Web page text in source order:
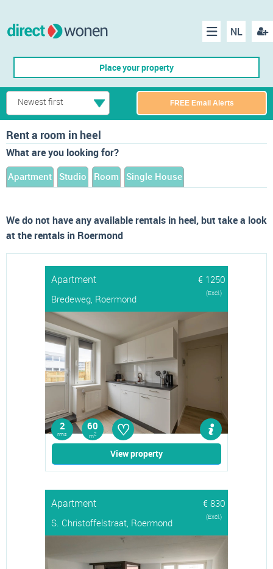
NL
Menu
Place your property
Newest first FREE Email Alerts
Rent a room in heel
What are you looking for?
Apartment Studio Room Single House
We do not have any available rentals in heel, but take a look
at the rentals in Roermond
Apartment
€ 1250
Bredeweg, Roermond
(Excl.)
2
rms
60
m2 ♡
View property
Apartment
€ 830
S. Christoffelstraat, Roermond
(Excl.)